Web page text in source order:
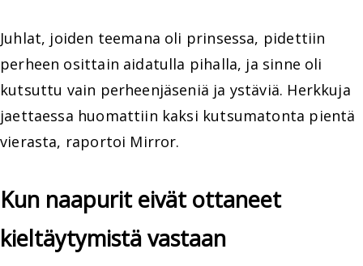
Juhlat, joiden teemana oli prinsessa, pidettiin
perheen osittain aidatulla pihalla, ja sinne oli
kutsuttu vain perheenjäseniä ja ystäviä. Herkkuja
jaettaessa huomattiin kaksi kutsumatonta pientä
vierasta, raportoi Mirror.
Kun naapurit eivät ottaneet
kieltäytymistä vastaan